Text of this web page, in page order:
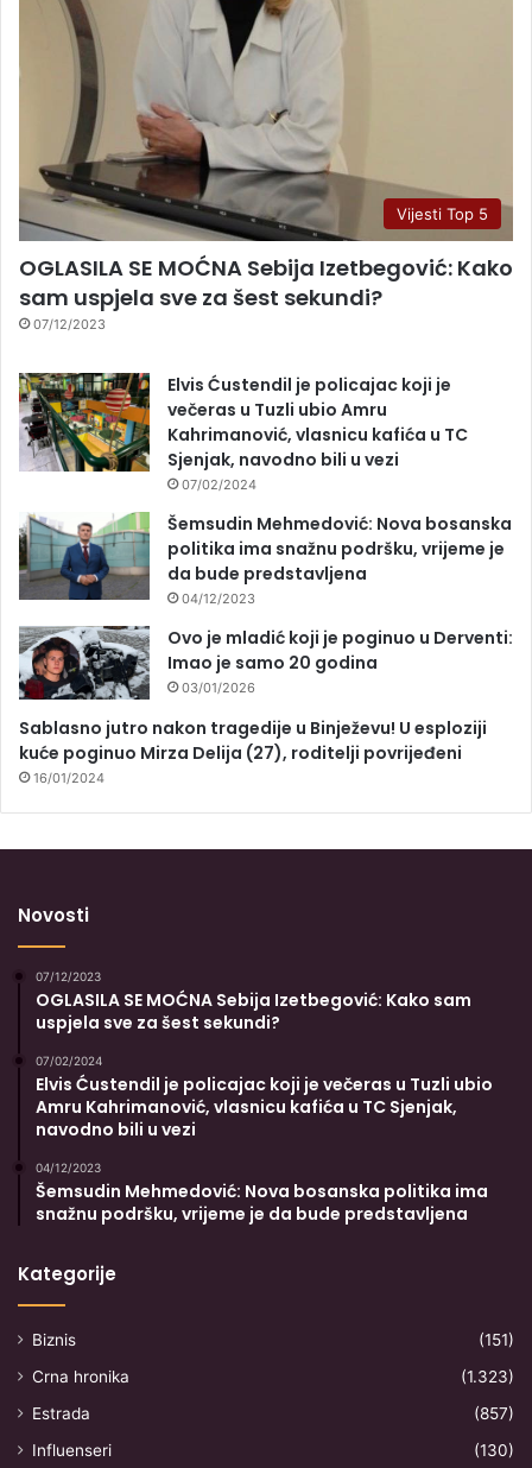
Vijesti Top 5
OGLASILA SE MOĆNA Sebija Izetbegović: Kako
sam uspjela sve za šest sekundi?
07/12/2023
Elvis Ćustendil je policajac koji je
večeras u Tuzli ubio Amru
Kahrimanović, vlasnicu kafića u TC
Sjenjak, navodno bili u vezi
07/02/2024
Šemsudin Mehmedović: Nova bosanska
politika ima snažnu podršku, vrijeme je
da bude predstavljena
04/12/2023
Ovo je mladić koji je poginuo u Derventi:
Imao je samo 20 godina
03/01/2026
Sablasno jutro nakon tragedije u Binježevu! U esploziji
kuće poginuo Mirza Delija (27), roditelji povrijeđeni
16/01/2024
Novosti
07/12/2023
OGLASILA SE MOĆNA Sebija Izetbegović: Kako sam
uspjela sve za šest sekundi?
07/02/2024
Elvis Ćustendil je policajac koji je večeras u Tuzli ubio
Amru Kahrimanović, vlasnicu kafića u TC Sjenjak,
navodno bili u vezi
04/12/2023
Šemsudin Mehmedović: Nova bosanska politika ima
snažnu podršku, vrijeme je da bude predstavljena
Kategorije
Biznis
(151)
Crna hronika
(1.323)
Estrada
(857)
Influenseri
(130)